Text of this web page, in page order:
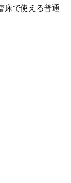
床で使える普通